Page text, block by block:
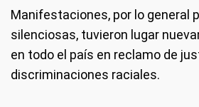
Manifestaciones, por lo general
silenciosas, tuvieron lugar
en todo el país en reclamo de
discriminaciones raciales.